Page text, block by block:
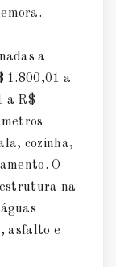
a
1.800,01 a
a R$
cozinha,
O
na
asfalto e